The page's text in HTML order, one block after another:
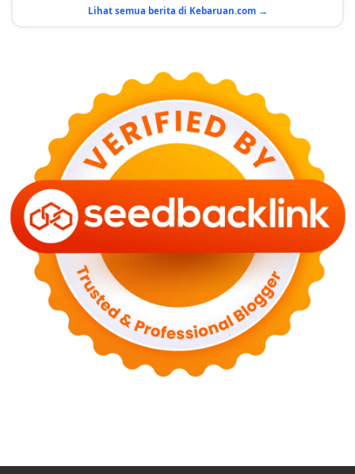
KESEHATAN
Bahaya Memakai Softlens untuk Mata yang Jarang
Diketahui
29 Juni 2026
NASIONAL
PLN Kalimantan Lakukan Manajemen Beban
Sama-sama Menguat
30 Juni 2026
GAYA HIDUP
Sinopsis Film Marauders, Misteri Perampokan
Bank dengan Konspirasi Tersembunyi
30 Juni 2026
Rp30.000
Lihat semua berita di Kebaruan.com →